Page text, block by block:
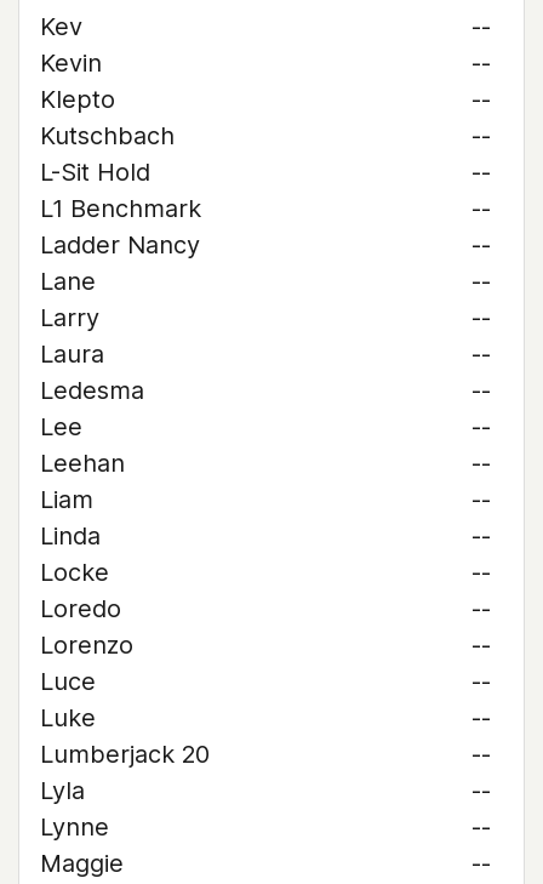
Kev
--
Kevin
--
Klepto
--
Kutschbach
--
L-Sit Hold
--
L1 Benchmark
--
Ladder Nancy
--
Lane
--
Larry
--
Laura
--
Ledesma
--
Lee
--
Leehan
--
Liam
--
Linda
--
Locke
--
Loredo
--
Lorenzo
--
Luce
--
Luke
--
Lumberjack 20
--
Lyla
--
Lynne
--
Maggie
--